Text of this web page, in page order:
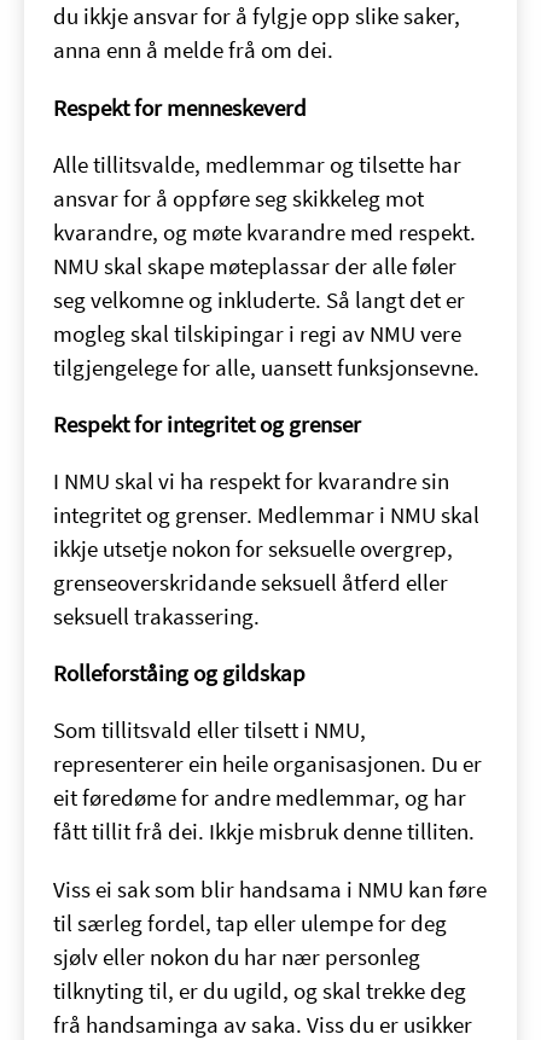
du ikkje ansvar for å fylgje opp slike saker,
anna enn å melde frå om dei.
Respekt for menneskeverd
Alle tillitsvalde, medlemmar og tilsette har
ansvar for å oppføre seg skikkeleg mot
kvarandre, og møte kvarandre med respekt.
NMU skal skape møteplassar der alle føler
seg velkomne og inkluderte. Så langt det er
mogleg skal tilskipingar i regi av NMU vere
tilgjengelege for alle, uansett funksjonsevne.
Respekt for integritet og grenser
I NMU skal vi ha respekt for kvarandre sin
integritet og grenser. Medlemmar i NMU skal
ikkje utsetje nokon for seksuelle overgrep,
grenseoverskridande seksuell åtferd eller
seksuell trakassering.
Rolleforståing og gildskap
Som tillitsvald eller tilsett i NMU,
representerer ein heile organisasjonen. Du er
eit føredøme for andre medlemmar, og har
fått tillit frå dei. Ikkje misbruk denne tilliten.
Viss ei sak som blir handsama i NMU kan føre
til særleg fordel, tap eller ulempe for deg
sjølv eller nokon du har nær personleg
tilknyting til, er du ugild, og skal trekke deg
frå handsaminga av saka. Viss du er usikker